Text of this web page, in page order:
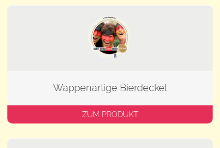
Wappenartige Bierdeckel
ZUM PRODUKT